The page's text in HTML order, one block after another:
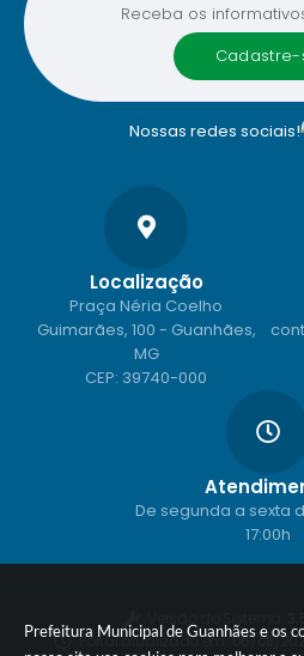
Prefeitura Municipal de Guanhães e os
Nossas redes sociais!
Receba os
Localização
Praça Néria Coelho
Guimarães, 100 - Guanhães,
MG
CEP: 39740-000
De segunda a sexta
17:00h
Portal atualizado em:06/08/